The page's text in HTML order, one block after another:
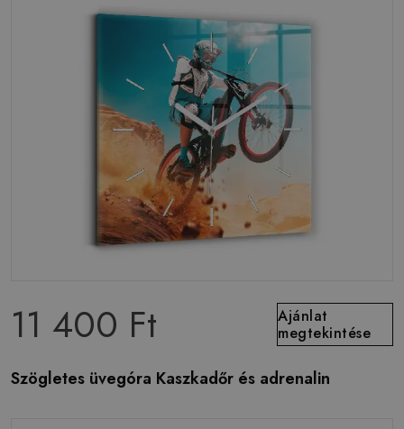
11 400 Ft
Ajánlat
megtekintése
Szögletes üvegóra Kaszkadőr és adrenalin